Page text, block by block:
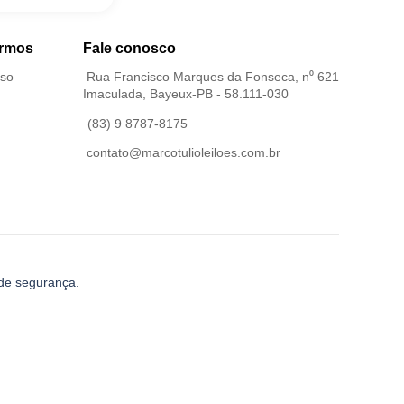
Fale conosco
Rua Francisco Marques da Fonseca, n⁰ 621
Imaculada, Bayeux-PB - 58.111-030
(83) 9 8787-8175
contato@marcotulioleiloes.com.br
segurança.